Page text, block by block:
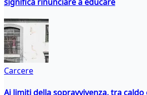
Carcere
Ai limiti della sopravvivenza, tra